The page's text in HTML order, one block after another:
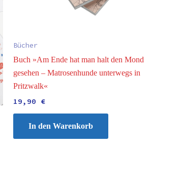
Bücher
Buch »Am Ende hat man halt den Mond
gesehen – Matrosenhunde unterwegs in
Pritzwalk«
19,90 €
In den Warenkorb